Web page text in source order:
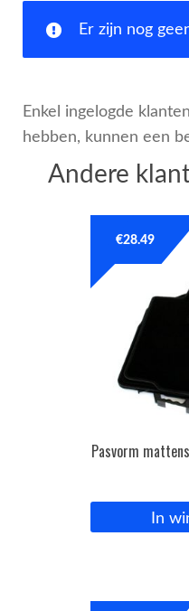
Er zijn nog
Enkel ingelogde
hebben, kunnen een
Andere
Pasvorm
€28.49
In